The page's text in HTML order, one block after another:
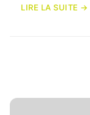
LIRE LA SUITE →